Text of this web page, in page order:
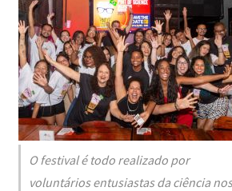
O festival é todo realizado por
voluntários entusiastas da ciência nos